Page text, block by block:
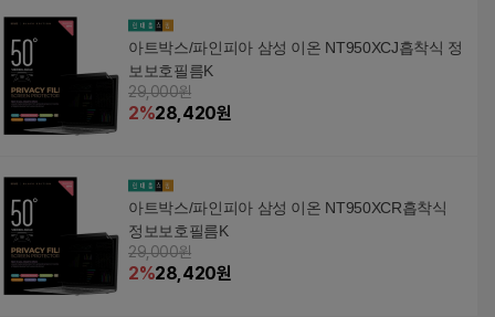
아트박스/파인피아 삼성 이온 NT950XCJ흡착식 정
보보호필름K
29,000원
2%28,420원
아트박스/파인피아 삼성 이온 NT950XCR흡착식
정보보호필름K
29,000원
2%28,420원